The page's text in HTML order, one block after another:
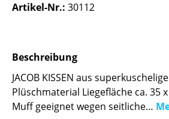
Artikel-Nr.: 30112
Beschreibung
JACOB KISSEN aus
Plüschmaterial Liegefläche ca. 35
Muff geeignet wegen seitliche…